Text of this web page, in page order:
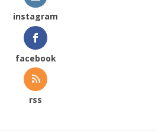
instagram
facebook
rss